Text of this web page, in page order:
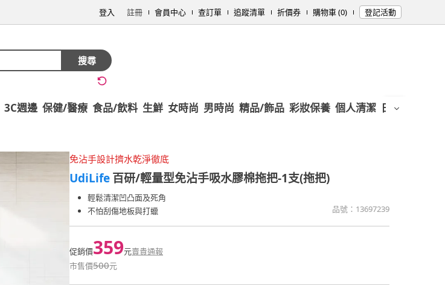
登入 註冊 會員中心 查訂單 追蹤清單 折價券 購物車 (0) 登記活動
搜尋
3C週邊 保健/醫療 食品/飲料 生鮮 女時尚 男時尚 精品/飾品 彩妝保養 個人清潔 日用/紙品
免沾手設計擠水乾淨徹底
UdiLife百研/輕量型免沾手吸水膠棉拖把-1支(拖把)
輕鬆清潔凹凸面及死角
不怕刮傷地板與打蠟
品號： 13697239
促銷價359元賣貴通報
市售價500元